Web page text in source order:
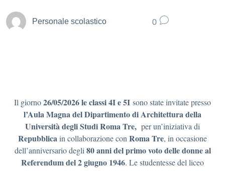
Personale scolastico 0
Il giorno26/05/2026le classi 4I e 5I sono state invitate presso
l’Aula Magna del Dipartimento di Architettura della
Università degli Studi Roma Tre, per un’iniziativa di
Repubblicain collaborazione con Roma Tre, in occasione
dell’anniversario degli 80 anni del primo voto delle donne al
Referendum del 2 giugno 1946. Le studentesse del liceo